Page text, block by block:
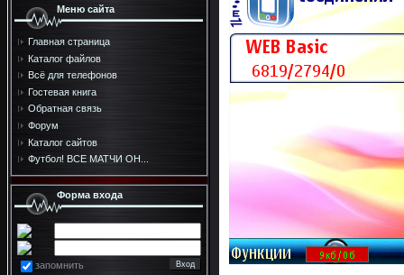
Меню сайта
Главная страница
Каталог файлов
Всё для телефонов
Гостевая книга
Обратная связь
Форум
Каталог сайтов
Футбол! ВСЕ МАТЧИ ОН...
Форма входа
запомнить